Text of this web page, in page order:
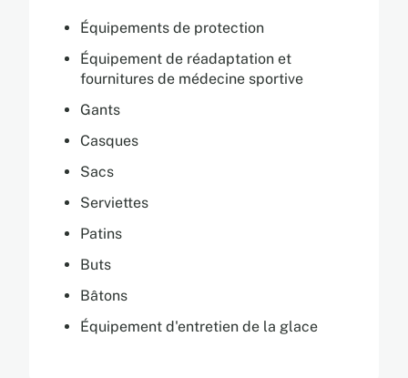
Équipements de protection
Équipement de réadaptation et
fournitures de médecine sportive
Gants
Casques
Sacs
Serviettes
Patins
Buts
Bâtons
Équipement d'entretien de la glace